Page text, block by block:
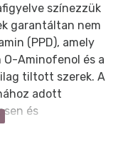
színezzük
garantáltan nem
(PPD), amely
Aminofenol és a
tiltott szerek. A
adott
és